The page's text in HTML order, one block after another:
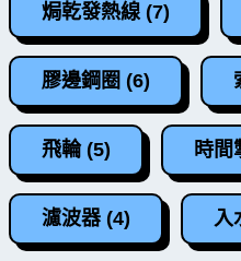
焗乾發熱線 (7)
膠邊鋼圈 (6)
飛輪 (5) 時間
濾波器 (4) 入